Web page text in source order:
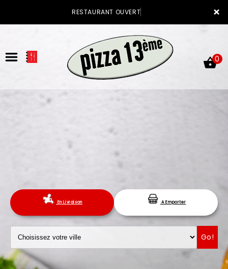
×
RESTAURANT OUVERT
VOTRE COMPTE
NOTRE RESTAURANT
VOS AVIS
MENTIONS LÉGALES
0
En Livraison A Emporter
Go!